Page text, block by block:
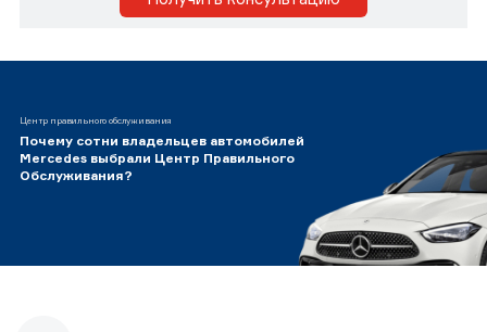
Центр правильного обслуживания
Почему сотни владельцев автомобилей
Mercedes выбрали Центр Правильного
Обслуживания?